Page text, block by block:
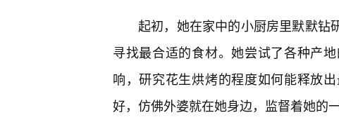
起初，她在家中的小厨房里默默钻
寻找最合适的食材。她尝试了各种产
响，研究花生烘烤的程度如何能释放
好，仿佛外婆就在她身边，监督着她的一